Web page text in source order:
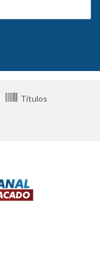
Títulos